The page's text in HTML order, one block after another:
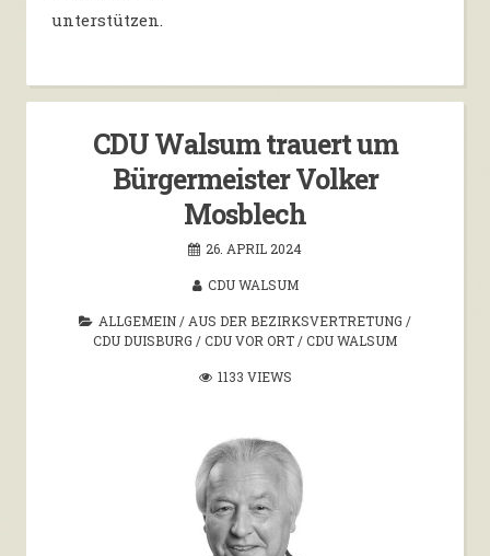
unterstützen.
CDU Walsum trauert um
Bürgermeister Volker
Mosblech
26. APRIL 2024
CDU WALSUM
ALLGEMEIN / AUS DER BEZIRKSVERTRETUNG /
CDU DUISBURG /CDU VOR ORT /CDU WALSUM
1133 VIEWS